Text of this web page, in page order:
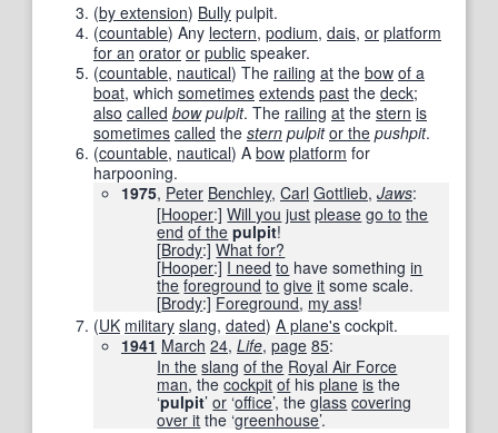
(by extension) Bully pulpit.
(countable) Any lectern, podium, dais, or platform
for an orator or public speaker.
(countable, nautical) The railing at the bow of a
boat, which sometimes extends past the deck;
also called bow pulpit. The railing at the stern is
sometimes called the stern pulpit or the pushpit.
(countable, nautical) A bow platform for
harpooning.
1975, Peter Benchley, Carl Gottlieb, Jaws:
[Hooper:]Will you just please go to the
end of the pulpit!
[Brody:]What for?
[Hooper:] I need to have somethingin
the foreground to give it some scale.
[Brody:] Foreground, my ass!
(UK military slang, dated) A plane's cockpit.
1941 March 24, Life, page 85:
In the slang of the Royal Air Force
man, thecockpit of hisplane is the
‘pulpit’or ‘office’, theglass covering
over it the ‘greenhouse’.